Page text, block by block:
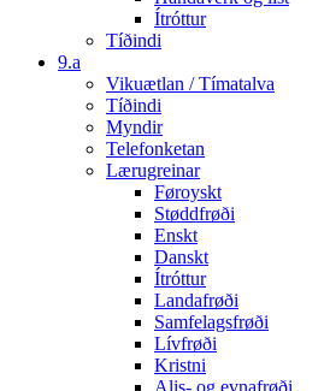
Ítróttur
Tíðindi
9.a
Vikuætlan / Tímatalva
Tíðindi
Myndir
Telefonketan
Lærugreinar
Føroyskt
Støddfrøði
Enskt
Danskt
Ítróttur
Landafrøði
Samfelagsfrøði
Lívfrøði
Kristni
Alis- og evnafrøði